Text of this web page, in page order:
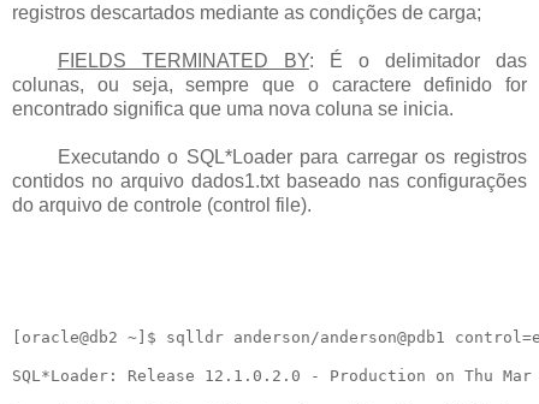
registros descartados mediante as condições de carga;
FIELDS TERMINATED BY: É o delimitador das
colunas, ou seja, sempre que o caractere definido for
encontrado significa que uma nova coluna se inicia.
Executando o SQL*Loader para carregar os registros
contidos no arquivo dados1.txt baseado nas configurações
do arquivo de controle (control file).
[oracle@db2 ~]$ sqlldr anderson/anderson@pdb1
SQL*Loader: Release 12.1.0.2.0 - Production on Thu Mar